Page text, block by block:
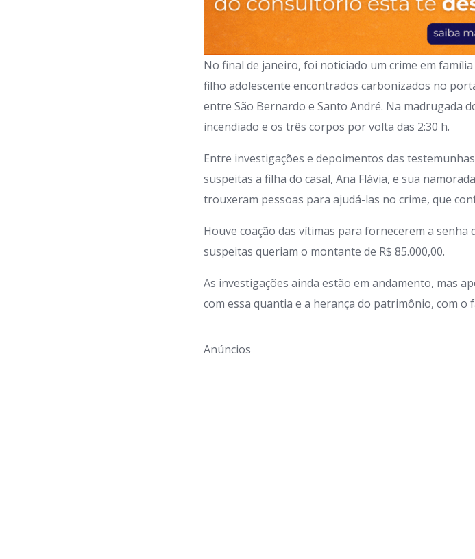
No final de janeiro, foi noticiado um crime em
filho adolescente encontrados carbonizados no
entre São Bernardo e Santo André. Na madrugada
incendiado e os três corpos por volta das 2:30 h.
Entre investigações e depoimentos das
suspeitas a filha do casal, Ana Flávia, e sua
trouxeram pessoas para ajudá-las no crime, que
Houve coação das vítimas para fornecerem a
suspeitas queriam o montante de R$ 85.000,00.
As investigações ainda estão em andamento, mas
com essa quantia e a herança do patrimônio, com o
Anúncios